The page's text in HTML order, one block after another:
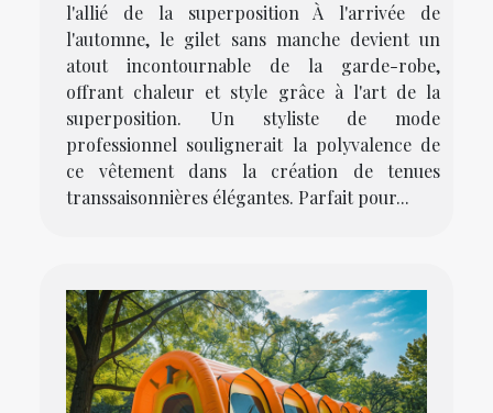
l'allié de la superposition À l'arrivée de
l'automne, le gilet sans manche devient un
atout incontournable de la garde-robe,
offrant chaleur et style grâce à l'art de la
superposition. Un styliste de mode
professionnel soulignerait la polyvalence de
ce vêtement dans la création de tenues
transsaisonnières élégantes. Parfait pour...